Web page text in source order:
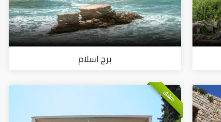
برج اسلام
دمشق